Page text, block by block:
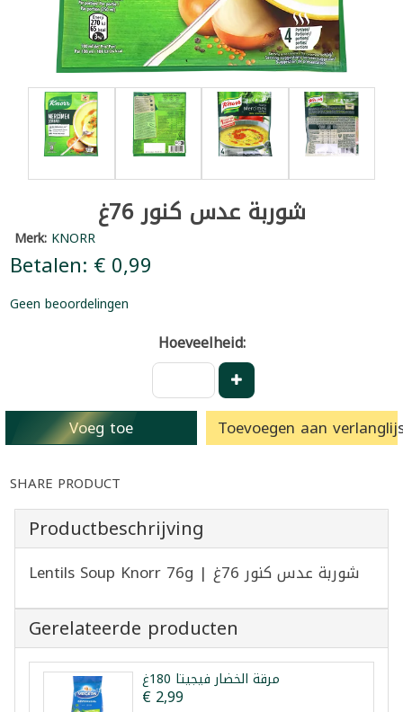
شوربة عدس كنور 76غ
Merk: KNORR
Betalen: € 0,99
Geen beoordelingen
Hoeveelheid:
Voeg toe Toevoegen aan
SHARE PRODUCT
Productbeschrijving
Lentils Soup Knorr 76g | شوربة عدس كنور 76غ
Gerelateerde producten
مرقة الخضار فيجيتا 180غ
€ 2,99